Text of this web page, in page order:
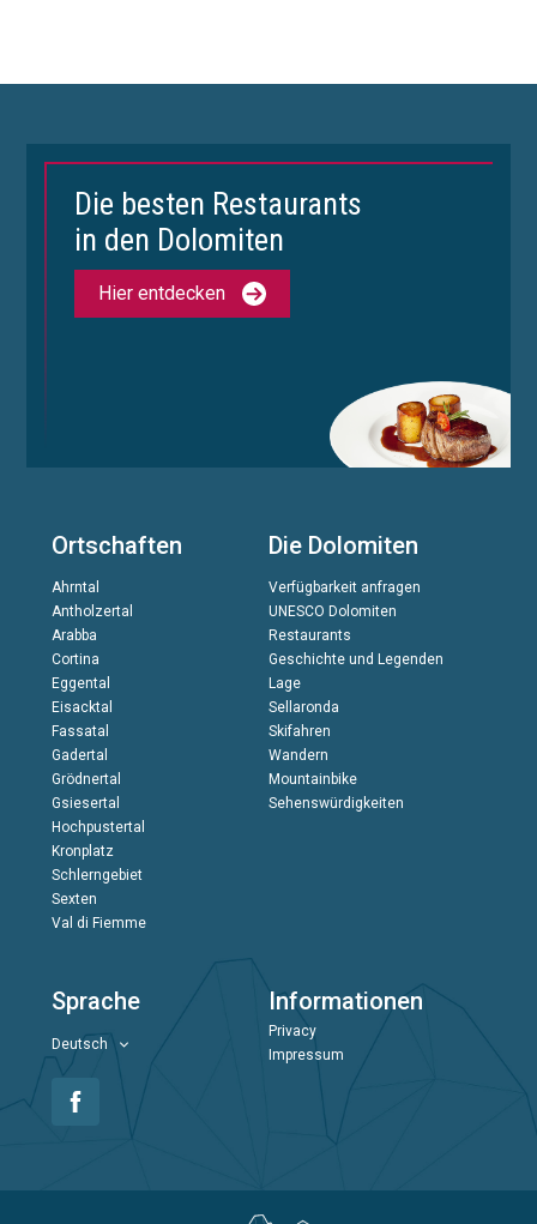
Die besten Restaurants
in den Dolomiten
Hier entdecken
Ortschaften
Ahrntal
Antholzertal
Arabba
Cortina
Eggental
Eisacktal
Fassatal
Gadertal
Grödnertal
Gsiesertal
Hochpustertal
Kronplatz
Schlerngebiet
Sexten
Val di Fiemme
Die Dolomiten
Verfügbarkeit anfragen
UNESCO Dolomiten
Restaurants
Geschichte und Legenden
Lage
Sellaronda
Skifahren
Wandern
Mountainbike
Sehenswürdigkeiten
Sprache
Deutsch
Informationen
Privacy
Impressum